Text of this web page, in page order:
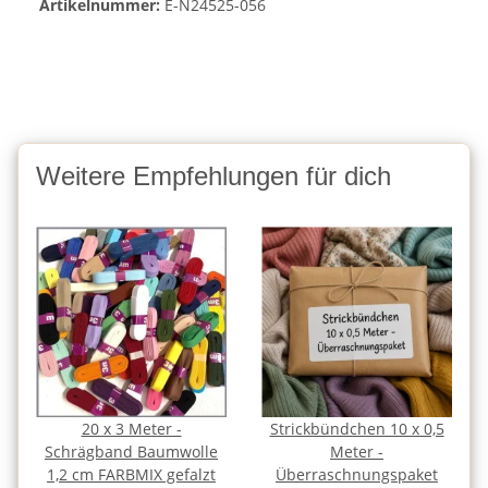
Artikelnummer: E-N24525-056
Weitere Empfehlungen für dich
20 x 3 Meter -
Schrägband Baumwolle
1,2 cm FARBMIX gefalzt
Strickbündchen 10 x 0,5
Meter -
Überraschnungspaket